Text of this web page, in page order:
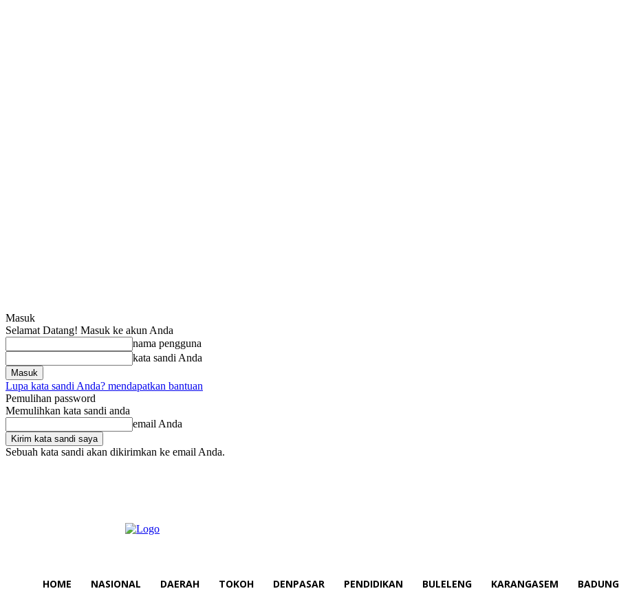
Masuk
Selamat Datang! Masuk ke akun Anda
nama pengguna
kata sandi Anda
Lupa kata sandi Anda? mendapatkan bantuan
Pemulihan password
Memulihkan kata sandi anda
email Anda
Sebuah kata sandi akan dikirimkan ke email Anda.
HOME NASIONAL DAERAH TOKOH DENPASAR PENDIDIKAN BULELENG KARANGASEM BADUNG